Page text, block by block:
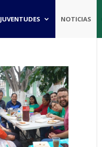
JUVENTUDES NOTICIAS